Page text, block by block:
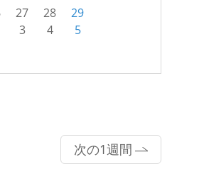
27 28
29
3 4 5
次の1週間